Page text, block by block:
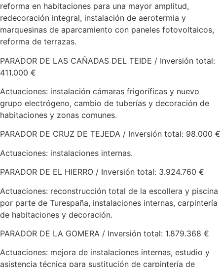
reforma en habitaciones para una mayor amplitud,
redecoración integral, instalación de aerotermia y
marquesinas de aparcamiento con paneles fotovoltaicos,
reforma de terrazas.
PARADOR DE LAS CAÑADAS DEL TEIDE / Inversión total:
411.000 €
Actuaciones: instalación cámaras frigoríficas y nuevo
grupo electrógeno, cambio de tuberías y decoración de
habitaciones y zonas comunes.
PARADOR DE CRUZ DE TEJEDA / Inversión total: 98.000 €
Actuaciones: instalaciones internas.
PARADOR DE EL HIERRO / Inversión total: 3.924.760 €
Actuaciones: reconstrucción total de la escollera y piscina
por parte de Turespaña, instalaciones internas, carpintería
de habitaciones y decoración.
PARADOR DE LA GOMERA / Inversión total: 1.879.368 €
Actuaciones: mejora de instalaciones internas, estudio y
asistencia técnica para sustitución de carpintería de